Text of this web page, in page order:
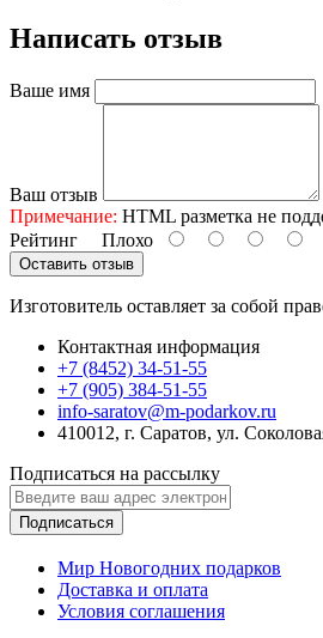
Написать отзыв
Ваше имя
Ваш отзыв
Примечание: HTML разметка не
Рейтинг Плохо
Оставить отзыв
Изготовитель оставляет за собой
Контактная информация
+7 (8452) 34-51-55
+7 (905) 384-51-55
info-saratov@m-podarkov.ru
410012, г. Саратов, ул.
Подписаться на рассылку
Подписаться
Мир Новогодних подарков
Доставка и оплата
Условия соглашения